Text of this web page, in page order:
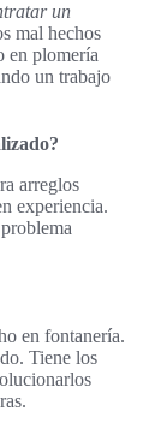
un
mal hechos
en plomería
un trabajo
arreglos
experiencia.
en fontanería.
Tiene los